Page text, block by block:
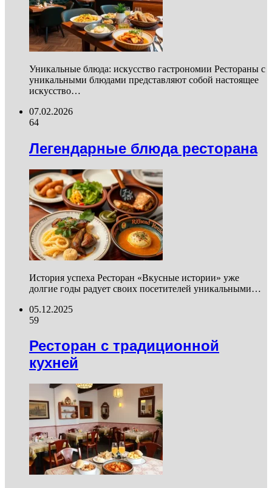
Уникальные блюда: искусство гастрономии Рестораны с
уникальными блюдами представляют собой настоящее
искусство…
07.02.2026
64
Легендарные блюда ресторана
История успеха Ресторан «Вкусные истории» уже
долгие годы радует своих посетителей уникальными…
05.12.2025
59
Ресторан с традиционной
кухней